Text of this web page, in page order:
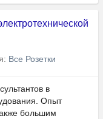
Все Розетки
в
Опыт
большим